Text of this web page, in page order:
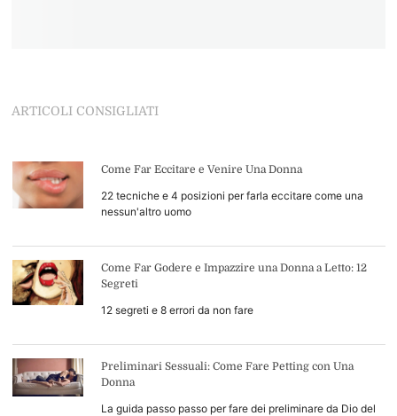
ARTICOLI CONSIGLIATI
Come Far Eccitare e Venire Una Donna
22 tecniche e 4 posizioni per farla eccitare come una
nessun'altro uomo
Come Far Godere e Impazzire una Donna a Letto: 12
Segreti
12 segreti e 8 errori da non fare
Preliminari Sessuali: Come Fare Petting con Una
Donna
La guida passo passo per fare dei preliminare da Dio del